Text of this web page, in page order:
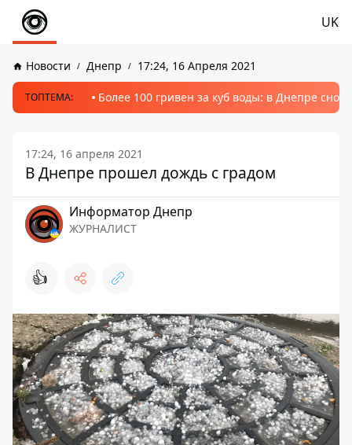
UK
Новости Днепр 17:24, 16 Апреля 2021
ТОПТЕМА: Более 100 гривен за куб воды: в Днепре
17:24, 16 апреля 2021
В Днепре прошел дождь с градом
Информатор Днепр
ЖУРНАЛИСТ
👍